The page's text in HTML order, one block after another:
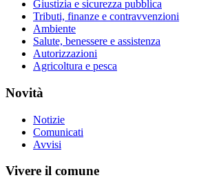
Giustizia e sicurezza pubblica
Tributi, finanze e contravvenzioni
Ambiente
Salute, benessere e assistenza
Autorizzazioni
Agricoltura e pesca
Novità
Notizie
Comunicati
Avvisi
Vivere il comune